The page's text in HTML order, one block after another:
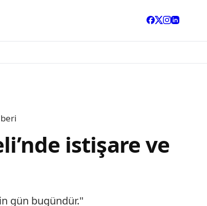
istişare ve
gün bugündür."